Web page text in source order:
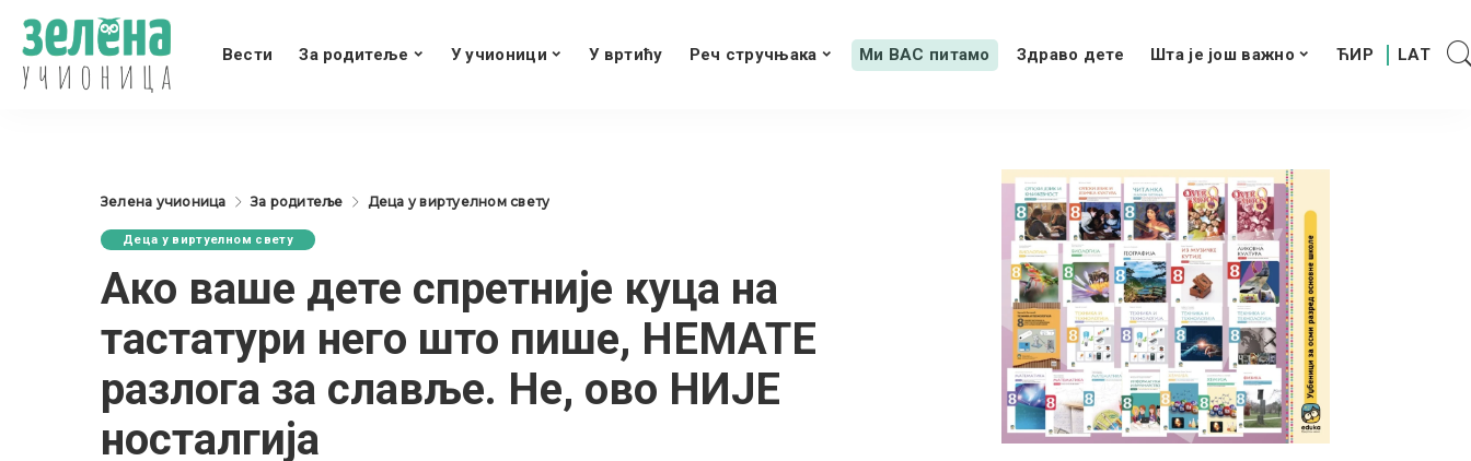
Вести За родитеље У учионици У вртићу Реч стручњака Ми ВАС питамо Здраво дете Шта је још важно
Зелена учионица За родитеље Деца у виртуелном свету
Деца у виртуелном свету
Ако ваше дете спретније куца на
тастатури него што пише, НЕМАТЕ
разлога за славље. Не, ово НИЈЕ
носталгија